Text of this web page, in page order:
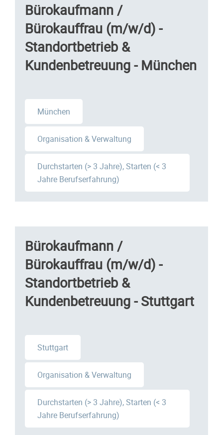
Bürokaufmann /
Bürokauffrau (m/w/d) -
Standortbetrieb &
Kundenbetreuung - München
München
Organisation & Verwaltung
Durchstarten (> 3 Jahre), Starten (< 3
Jahre Berufserfahrung)
Bürokaufmann /
Bürokauffrau (m/w/d) -
Standortbetrieb &
Kundenbetreuung - Stuttgart
Stuttgart
Organisation & Verwaltung
Durchstarten (> 3 Jahre), Starten (< 3
Jahre Berufserfahrung)